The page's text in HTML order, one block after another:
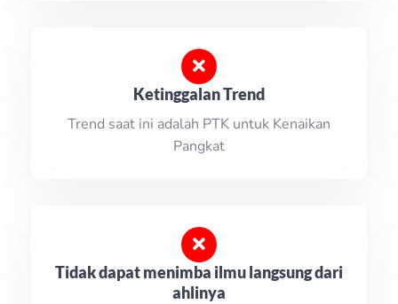
Ketinggalan Trend
Trend saat ini adalah PTK untuk Kenaikan
Pangkat
Tidak dapat menimba ilmu langsung dari
ahlinya